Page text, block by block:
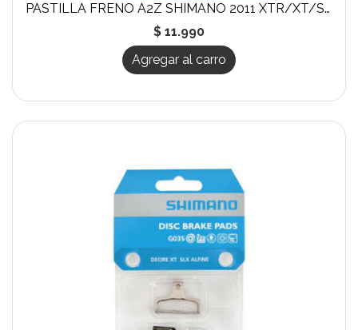
PASTILLA FRENO A2Z SHIMANO 2011 XTR/XT/SLX
$ 11.990
Agregar al carro